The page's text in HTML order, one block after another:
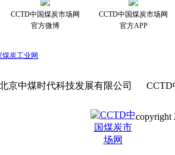
CCTD中国煤炭市场网
官方微博
CCTD中国煤炭市场网
官方APP
煤炭工业网
京中煤时代科技发展有限公司
copyright